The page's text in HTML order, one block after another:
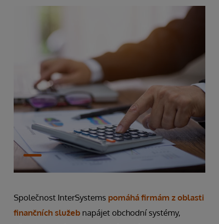
Společnost InterSystems pomáhá firmám z oblasti
finančních služeb napájet obchodní systémy,